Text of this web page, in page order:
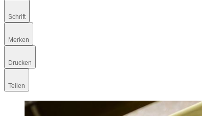
Schrift
Merken
Drucken
Teilen